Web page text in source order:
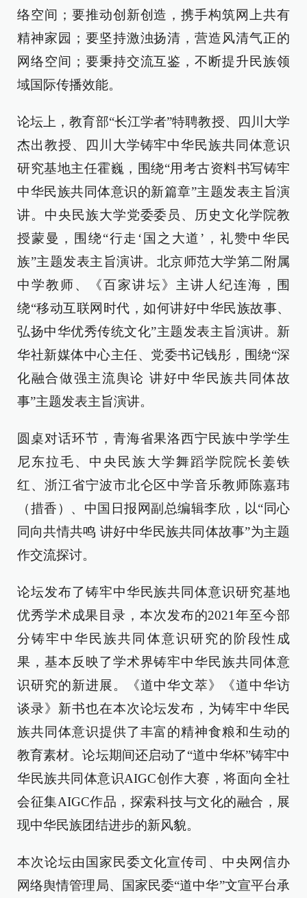
络空间；要推动创新创造，携手构筑网上共有
精神家园；要坚持激浊扬清，营造风清气正的
网络空间；要秉持交流互鉴，不断提升民族领
域国际传播效能。
论坛上，教育部“长江学者”特聘教授、四川大学
杰出教授、四川大学铸牢中华民族共同体意识
研究基地主任霍巍，围绕“用考古资料书写铸牢
中华民族共同体意识的新篇章”主题发表主旨演
讲。中央民族大学党委委员、历史文化学院教
授蒙曼，围绕“行走‘国之大道’，礼赞中华民
族”主题发表主旨演讲。北京师范大学第二附属
中学教师、《百家讲坛》主讲人纪连海，围
绕“移动互联网时代，如何讲好中华民族故事、
弘扬中华优秀传统文化”主题发表主旨演讲。新
华社新媒体中心主任、党委书记钱彤，围绕“深
化融合做强主流舆论 讲好中华民族共同体故
事”主题发表主旨演讲。
圆桌对话环节，青海省果洛西宁民族中学学生
尼东拉毛、中央民族大学舞蹈学院院长姜铁
红、浙江省宁波市北仑区中学音乐教师陈嘉玮
（措香）、中国日报网副总编辑李欣，以“同心
同向共情共鸣 讲好中华民族共同体故事”为主题
作交流探讨。
论坛发布了铸牢中华民族共同体意识研究基地
优秀学术成果目录，本次发布的2021年至今部
分铸牢中华民族共同体意识研究的阶段性成
果，基本反映了学术界铸牢中华民族共同体意
识研究的新进展。《道中华文萃》《道中华访
谈录》新书也在本次论坛发布，为铸牢中华民
族共同体意识提供了丰富的精神食粮和生动的
教育素材。论坛期间还启动了“道中华杯”铸牢中
华民族共同体意识AIGC创作大赛，将面向全社
会征集AIGC作品，探索科技与文化的融合，展
现中华民族团结进步的新风貌。
本次论坛由国家民委文化宣传司、中央网信办
网络舆情管理局、国家民委“道中华”文宣平台承